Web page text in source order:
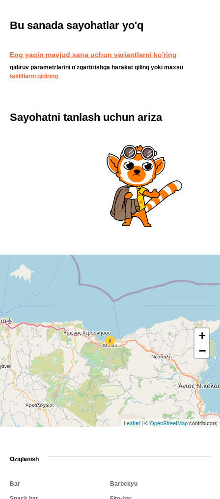
Bu sanada sayohatlar yo'q
Eng yaqin mavjud sana uchun variantlarni ko'ring
qidiruv parametrlarini o'zgartirishga harakat qiling yoki maxsu
takliflarni qidiring
Sayohatni tanlash uchun ariza
1 +
−
Leaflet | ©OpenStreetMapcontributors
Oziqlanish
Bar Barbekyu